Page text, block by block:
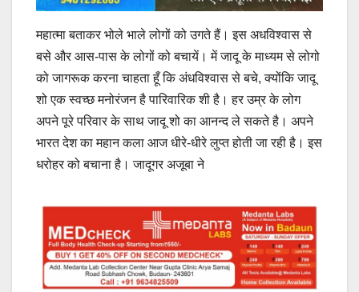
महात्मा बताकर भोले भाले लोगों को उगते हैं। इस अधविश्वास से
बसे और आस-पास के लोगों को बचायें। में जादू के माध्यम से लोगो
को जागरूक करना चाहता हूँ कि अंधविश्वास से बचे, क्योंकि जादू
शो एक स्वच्छ मनोरंजन है पारिवारिक शी है। हर उम्र के लोग
अपने पूरे परिवार के साथ जादू शो का आनन्द ले सकते है। अपने
भारत देश का महान कला आज धीरे-धीरे लुप्त होती जा रही है। इस
धरोहर को बचाना है। जादूगर अजूबा ने